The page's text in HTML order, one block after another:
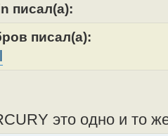
писал(а):
писал(а):
это одно и то